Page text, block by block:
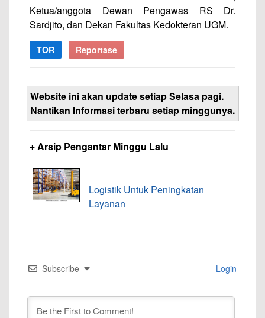
Ketua/anggota Dewan Pengawas RS Dr.
Sardjito, dan Dekan Fakultas Kedokteran UGM.
TOR Reportase
Website ini akan update setiap Selasa pagi.
Nantikan Informasi terbaru setiap minggunya.
+ Arsip Pengantar Minggu Lalu
Logistik Untuk Peningkatan
Layanan
Subscribe Login